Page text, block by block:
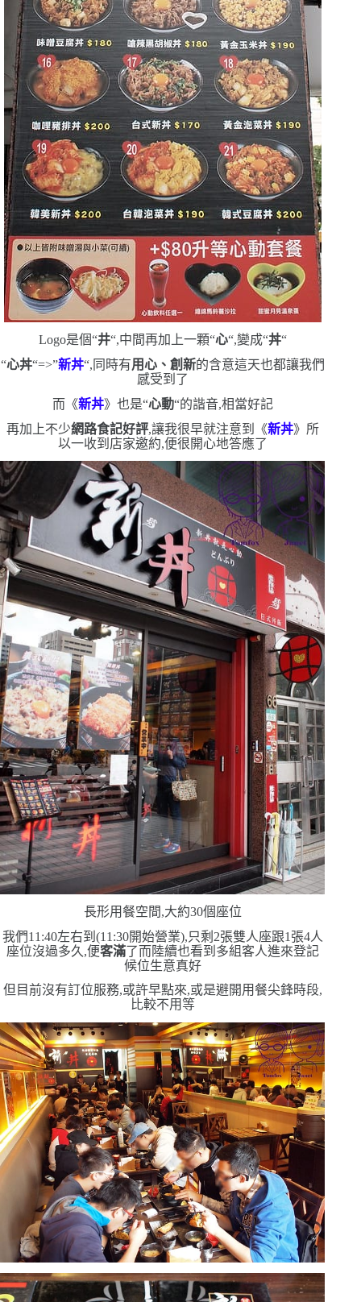
Logo是個“井“,中間再加上一顆“心“,變成“丼“
“心丼“=>”新丼“,同時有用心、創新的含意這天也都讓我們
感受到了
而《新丼》也是“心動“的諧音,相當好記
再加上不少網路食記好評,讓我很早就注意到《新丼》 所
以一收到店家邀約,便很開心地答應了
長形用餐空間,大約30個座位
我們11:40左右到 (11:30開始營業),只剩 2張雙人座跟1 張4人
座位沒過多久,便客滿了而陸續也看到多組客人進來登記
候位生意真好
但目前沒有訂位服務,或許早點來,或是避開用餐尖鋒時段,
比較不用等